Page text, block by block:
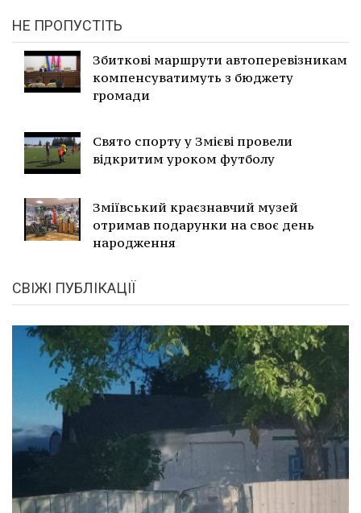
НЕ ПРОПУСТІТЬ
Збиткові маршрути автоперевізникам
компенсуватимуть з бюджету
громади
Свято спорту у Змієві провели
відкритим уроком футболу
Зміївський краєзнавчий музей
отримав подарунки на своє день
народження
СВІЖІ ПУБЛІКАЦІЇ